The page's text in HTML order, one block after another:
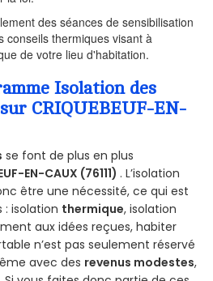
des séances de sensibilisation
conseils thermiques visant à
de votre lieu d'habitation.
Isolation des
CRIQUEBEUF-EN-
se font de plus en plus
EN-CAUX (76111) . L’isolation
être une nécessité, ce qui est
: isolation thermique, isolation
aux idées reçues, habiter
n’est pas seulement réservé
avec des revenus modestes,